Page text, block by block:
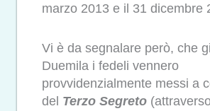
marzo 2013 e il 31 dicembre
Vi è da segnalare però, che
Duemila i fedeli vennero
provvidenzialmente messi a
del Terzo Segreto